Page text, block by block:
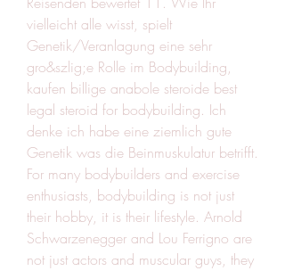
vielleicht alle wisst, spielt
Genetik/Veranlagung eine sehr
gro&szlig;e Rolle im Bodybuilding,
kaufen billige anabole steroide best
legal steroid for bodybuilding. Ich
denke ich habe eine ziemlich gute
Genetik was die Beinmuskulatur betrifft.
For many bodybuilders and exercise
enthusiasts, bodybuilding is not just
their hobby, it is their lifestyle. Arnold
Schwarzenegger and Lou Ferrigno are
not just actors and muscular guys, they